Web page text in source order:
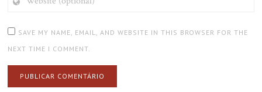
(OPTIONAL)
SAVE MY NAME, EMAIL, AND WEBSITE IN THIS BROWSER FOR THE
NEXT TIME I COMMENT.